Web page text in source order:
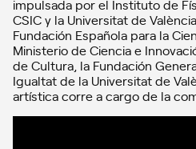
impulsada por el Instituto de
CSIC y la Universitat de
Fundación Española para la
Ministerio de Ciencia e
de Cultura, la Fundación
Igualtat de la Universitat de
artística corre a cargo de la